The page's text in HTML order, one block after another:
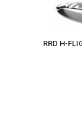
RRD H-